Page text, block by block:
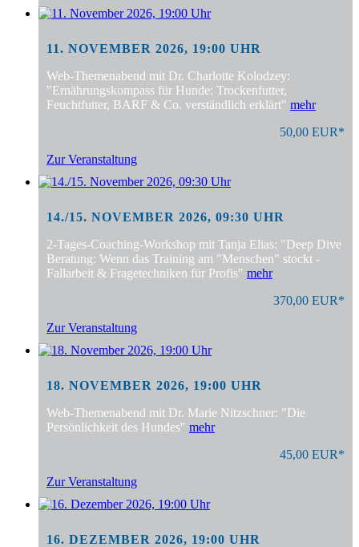
11. NOVEMBER 2026, 19:00 UHR
Web-Themenabend mit Dr. Charlotte Kolodzey:
"Ernährungskompass für Hunde: Trockenfutter,
Feuchtfutter, BARF & Co. verständlich erklärt" mehr
50,00 EUR*
Zur Veranstaltung
14./15. NOVEMBER 2026, 09:30 UHR
2-Tages-Coaching-Workshop mit Tanja Elias: "Deep Dive
Beratung: Wenn das Training am "Menschen" stockt -
Fallarbeit & Fragetechniken für Profis" mehr
370,00 EUR*
Zur Veranstaltung
18. NOVEMBER 2026, 19:00 UHR
Web-Themenabend mit Dr. Marie Nitzschner: "Die
Persönlichkeit des Hundes" mehr
45,00 EUR*
Zur Veranstaltung
16. DEZEMBER 2026, 19:00 UHR